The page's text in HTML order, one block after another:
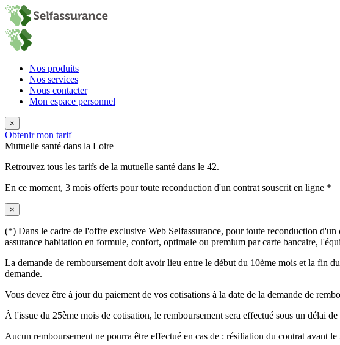
Nos produits
Nos services
Nous contacter
Mon espace personnel
×
Obtenir mon tarif
Mutuelle santé dans la Loire
Retrouvez tous les tarifs de la mutuelle santé dans le 42.
En ce moment, 3 mois offerts pour toute reconduction d'un contrat souscrit en ligne *
×
(*) Dans le cadre de l'offre exclusive Web Selfassurance, pour toute reconduction
assurance habitation en formule, confort, optimale ou premium par carte bancaire,
La demande de remboursement doit avoir lieu entre le début du 10ème mois et la fin
demande.
Vous devez être à jour du paiement de vos cotisations à la date de la demande de
À l'issue du 25ème mois de cotisation, le remboursement sera effectué sous un délai
Aucun remboursement ne pourra être effectué en cas de : résiliation du contrat avant